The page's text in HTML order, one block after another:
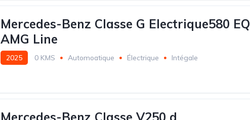
Mercedes-Benz Classe G Electrique580 EQ
AMG Line
2025 0 KMS Automoatique Électrique Intégale
Mercedes-Benz Classe V250 d